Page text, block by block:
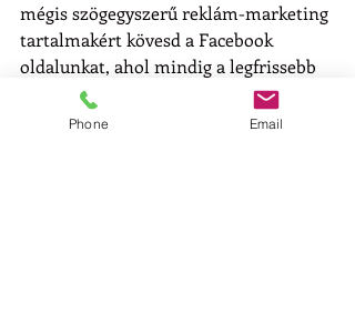
mégis szögegyszerű reklám-marketing
tartalmakért kövesd a Facebook
oldalunkat, ahol mindig a legfrissebb
partner által is jóváhagyott
promócióinkat publikáljuk! :
Phone Email